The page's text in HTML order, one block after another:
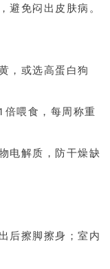
避免闷出皮肤病。
，或选高蛋白狗
喂食，每周称重
电解质，防干燥缺
后擦脚擦身；室内